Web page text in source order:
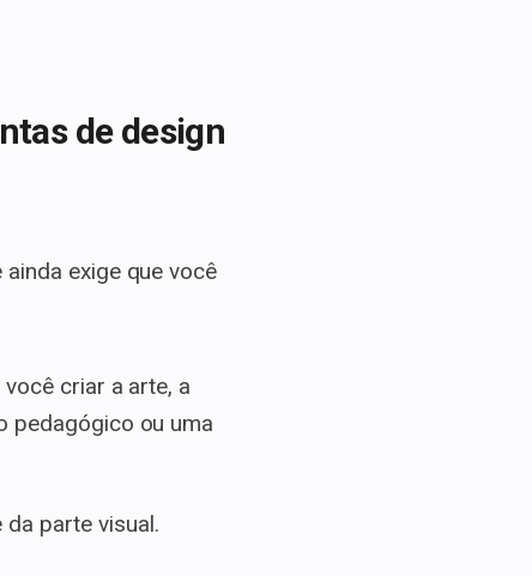
de design
exige que você
criar a arte, a
pedagógico ou uma
parte visual.